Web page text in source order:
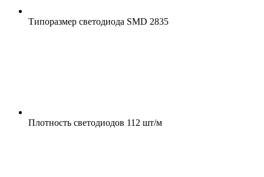
Типоразмер светодиода SMD 2835
Плотность светодиодов 112 шт/м